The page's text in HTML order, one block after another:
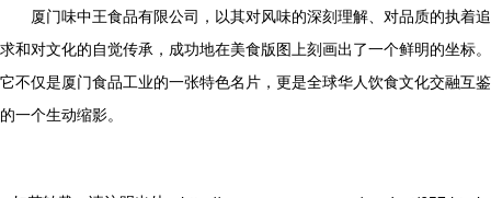
厦门味中王食品有限公司，以其对风味的深刻理解、对品质的执着追
求和对文化的自觉传承，成功地在美食版图上刻画出了一个鲜明的坐标。
它不仅是厦门食品工业的一张特色名片，更是全球华人饮食文化交融互鉴
的一个生动缩影。